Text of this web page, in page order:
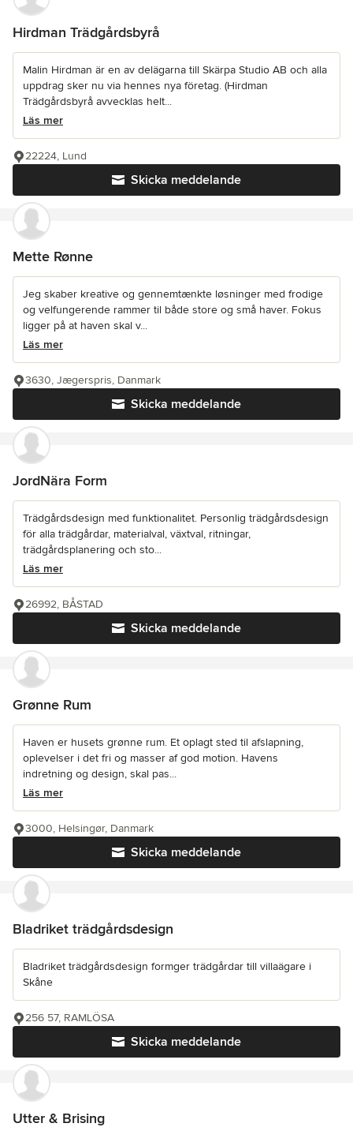
Hirdman Trädgårdsbyrå
Malin Hirdman är en av delägarna till Skärpa Studio AB och alla
uppdrag sker nu via hennes nya företag. (Hirdman
Trädgårdsbyrå avvecklas helt...
Läs mer
Skicka meddelande
22224, Lund
Mette Rønne
Jeg skaber kreative og gennemtænkte løsninger med frodige
og velfungerende rammer til både store og små haver. Fokus
ligger på at haven skal v...
Läs mer
Skicka meddelande
3630, Jægerspris, Danmark
JordNära Form
Trädgårdsdesign med funktionalitet. Personlig trädgårdsdesign
för alla trädgårdar, materialval, växtval, ritningar,
trädgårdsplanering och sto...
Läs mer
Skicka meddelande
26992, BÅSTAD
Grønne Rum
Haven er husets grønne rum. Et oplagt sted til afslapning,
oplevelser i det fri og masser af god motion. Havens
indretning og design, skal pas...
Läs mer
Skicka meddelande
3000, Helsingør, Danmark
Bladriket trädgårdsdesign
Bladriket trädgårdsdesign formger trädgårdar till villaägare i
Skåne
Skicka meddelande
256 57, RAMLÖSA
Utter & Brising